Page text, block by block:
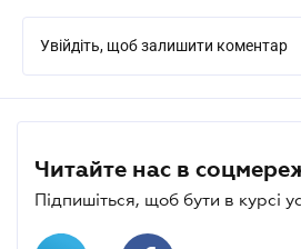
Увійдіть, щоб залишити коментар
Читайте нас в
Підпишіться, щоб бути в курсі